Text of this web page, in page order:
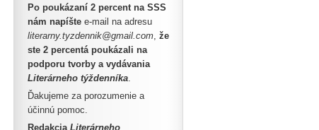
Po poukázaní 2 percent na SSS
nám napíšte e-mail na adresu
literarny.tyzdennik@gmail.com, že
ste 2 percentá poukázali na
podporu tvorby a vydávania
Literárneho týždenníka.
Ďakujeme za porozumenie a
účinnú pomoc.
Redakcia Literárneho